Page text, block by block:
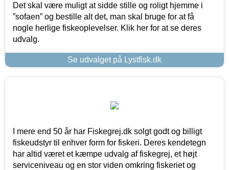
Det skal være muligt at sidde stille og roligt hjemme i
”sofaen” og bestille alt det, man skal bruge for at få
nogle herlige fiskeoplevelser. Klik her for at se deres
udvalg.
Se udvalget på Lystfisk.dk
I mere end 50 år har Fiskegrej.dk solgt godt og billigt
fiskeudstyr til enhver form for fiskeri. Deres kendetegn
har altid været et kæmpe udvalg af fiskegrej, et højt
serviceniveau og en stor viden omkring fiskeriet og